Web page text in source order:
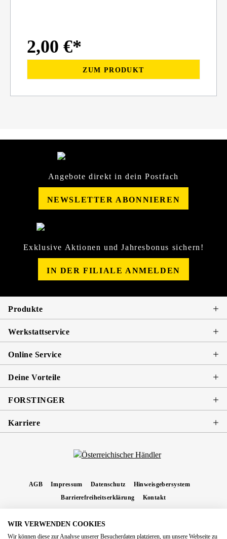
2,00 €*
ZUM PRODUKT
Angebote direkt in dein Postfach
NEWSLETTER ABONNIEREN
Exklusive Aktionen und Jahresbonus sichern!
IN DER FILIALE ANMELDEN
Produkte
Werkstattservice
Online Service
Deine Vorteile
FORSTINGER
Karriere
AGB Impressum Datenschutz
Hinweisgebersystem
Barrierefreiheitserklärung
Kontakt
Nachnahmegebühren, wenn nicht anders angegeben.
WIR VERWENDEN COOKIES
Wir können diese zur Analyse unserer Besucherdaten platzieren, um unsere Webseite zu